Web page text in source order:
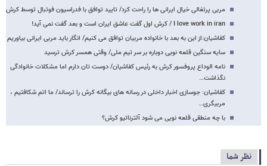
مربی پرتغالی خیال ایرانی ها را راحت کرد/ تایید توافق با فدراسیون فوتبال توسط کرش
I love work in iran / کرش اول گفت عاشق ایران است و بعد گفت نمی آید!
کفاشیان:از این به بعد با خانواده مربیان توافق می کنیم/ انگار باید مربی ایرانی بیاوریم
سایه سنگین قلعه نویی دوباره بر سر تیم ملی/ وقتی همسر کرش ترسید
نامه الوداع پروفسور کرش به رئیس کفاشیان/ دوست تان دارم اما مشکلات خانوادگی
نگذاشت…
کفاشیان: جوسازی اخبار داخلی در رسانه های بیگانه کرش را ترساند/ ما اتم شکافتیم ،
مربیگری…
با چه منطقی قلعه نویی می شود آلترناتیو کرش؟
نظر شما